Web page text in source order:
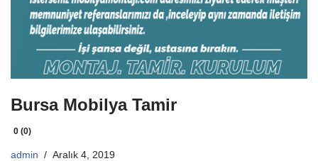
Bursa Mobilya Tamir
0 (0)
admin Aralık 4, 2019